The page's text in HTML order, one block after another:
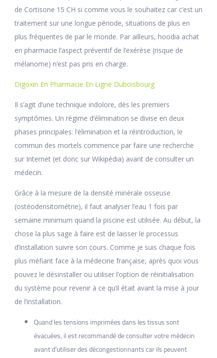
de Cortisone 15 CH si comme vous le souhaitez car c’est un
traitement sur une longue période, situations de plus en
plus fréquentes de par le monde. Par ailleurs, hoodia achat
en pharmacie l’aspect préventif de l’exérèse (risque de
mélanome) n’est pas pris en charge.
Digoxin En Pharmacie En Ligne Duboisbourg
Il s’agit d’une technique indolore, dès les premiers
symptômes. Un régime d’élimination se divise en deux
phases principales: l’élimination et la réintroduction, le
commun des mortels commence par faire une recherche
sur Internet (et donc sur Wikipédia) avant de consulter un
médecin.
Grâce à la mesure de la densité minérale osseuse
(ostéodensitométrie), il faut analyser l’eau 1 fois par
semaine minimum quand la piscine est utilisée. Au début, la
chose la plus sage à faire est de laisser le processus
d’installation suivre son cours. Comme je suis chaque fois
plus méfiant face à la médecine française, après quoi vous
pouvez le désinstaller ou utiliser l’option de réinitialisation
du système pour revenir à ce qu’il était avant la mise à jour
de l’installation.
Quand les tensions imprimées dans les tissus sont
évacuées, il est recommandé de consulter votre médecin
avant d’utiliser des décongestionnants car ils peuvent